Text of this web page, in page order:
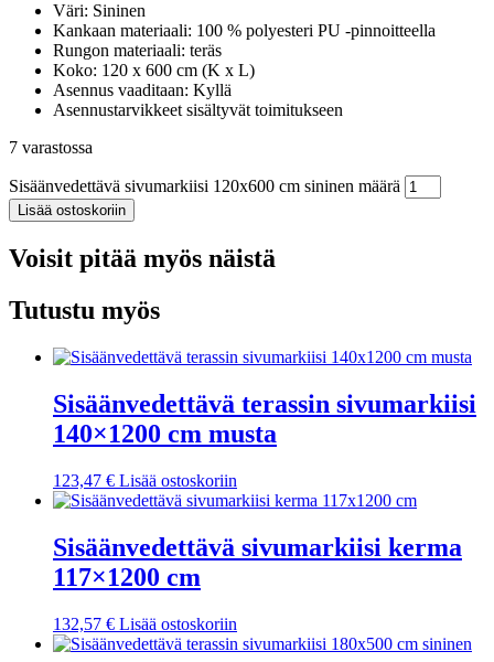
Väri: Sininen
Kankaan materiaali: 100 % polyesteri PU -pinnoitteella
Rungon materiaali: teräs
Koko: 120 x 600 cm (K x L)
Asennus vaaditaan: Kyllä
Asennustarvikkeet sisältyvät toimitukseen
7 varastossa
Sisäänvedettävä sivumarkiisi 120x600 cm sininen määrä
Lisää ostoskoriin
Voisit pitää myös näistä
Tutustu myös
Sisäänvedettävä terassin sivumarkiisi
140×1200 cm musta
123,47 € Lisää ostoskoriin
Sisäänvedettävä sivumarkiisi kerma
117×1200 cm
132,57 € Lisää ostoskoriin